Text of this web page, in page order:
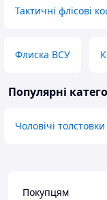
Тактичні флісові
Флиска ВСУ
Популярні
Чоловічі
Покупцям